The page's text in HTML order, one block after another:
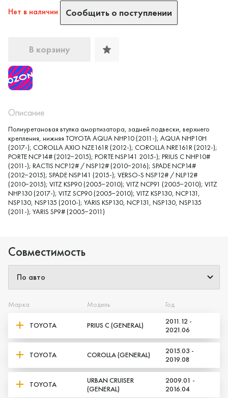
Нет в наличии Сообщить о поступлении
В корзину
Описание
Полиуретановая втулка амортизатора, задней подвески, верхнего
крепления, нижняя TOYOTA AQUA NHP10 (2011-); AQUA NHP10H
(2017-); COROLLA AXIO NZE161R (2012-); COROLLA NRE161R (2012-);
PORTE NCP14# (2012−2015); PORTE NSP141 2015-); PRIUS C NHP10#
(2011-); RACTIS NCP12# / NSP12# (2010−2016); SPADE NCP14#
(2012−2015); SPADE NSP141 (2015-); VERSO-S NSP12# / NLP12#
(2010−2015); VITZ KSP90 (2005−2010); VITZ NCP91 (2005−2010); VITZ
NHP130 (2017-); VITZ SCP90 (2005−2010); VITZ KSP130, NCP131,
NSP130, NSP135 (2010-); YARIS KSP130, NCP131, NSP130, NSP135
(2011-); YARIS SP9# (2005−2011)
Совместимость
Марка Модель Год
TOYOTA PRIUS C (GENERAL)
2011.12 -
2021.06
TOYOTA COROLLA (GENERAL)
2015.03 -
2019.08
TOYOTA
URBAN CRUISER
(GENERAL)
2009.01 -
2016.04